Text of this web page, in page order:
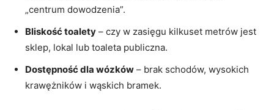
„centrum dowodzenia”.
Bliskość toalety – czy w zasięgu kilkuset metrów jest
sklep, lokal lub toaleta publiczna.
Dostępność dla wózków – brak schodów, wysokich
krawężników i wąskich bramek.